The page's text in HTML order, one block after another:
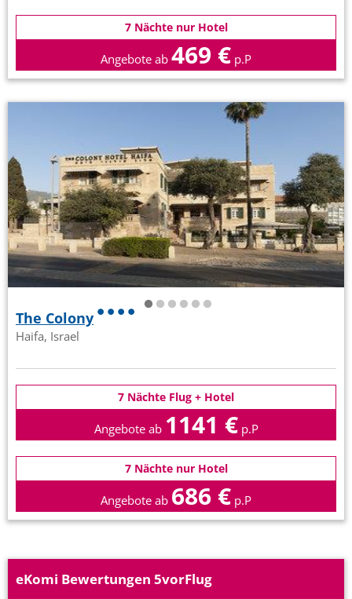
7 Nächte nur Hotel
Angebote ab 469 € p.P
The Colony
Haifa, Israel
7 Nächte Flug + Hotel
Angebote ab 1141 € p.P
7 Nächte nur Hotel
Angebote ab 686 € p.P
eKomi Bewertungen 5vorFlug